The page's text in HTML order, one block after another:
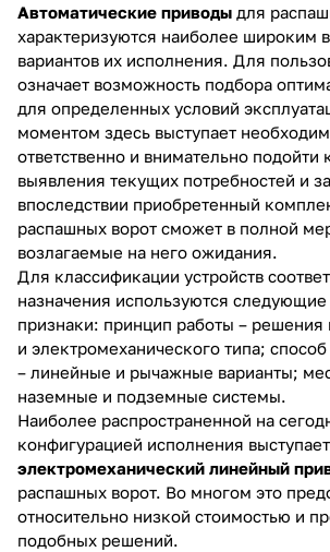
Автоматические приводы для
характеризуются наиболее широким
вариантов их исполнения. Для
означает возможность подбора
для определенных условий
моментом здесь выступает
ответственно и внимательно подойти
выявления текущих потребностей и
впоследствии приобретенный
распашных ворот сможет в полной
возлагаемые на него ожидания.
Для классификации устройств
назначения используются
признаки: принцип работы – решения
и электромеханического типа;
– линейные и рычажные варианты;
наземные и подземные системы.
Наиболее распространенной на
конфигурацией исполнения выступает
электромеханический линейный
распашных ворот. Во многом это
относительно низкой стоимостью и
подобных решений.